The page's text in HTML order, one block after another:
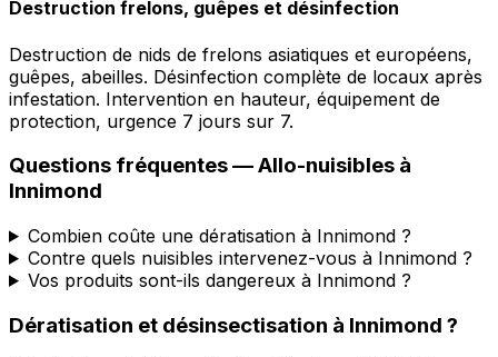
Destruction frelons, guêpes et désinfection
Destruction de nids de frelons asiatiques et européens,
guêpes, abeilles. Désinfection complète de locaux après
infestation. Intervention en hauteur, équipement de
protection, urgence 7 jours sur 7.
Questions fréquentes —Allo-nuisibles à
Innimond
Combien coûte une dératisation à Innimond ?
Contre quels nuisibles intervenez-vous à Innimond ?
Vos produits sont-ils dangereux à Innimond ?
Dératisation et désinsectisation à Innimond ?